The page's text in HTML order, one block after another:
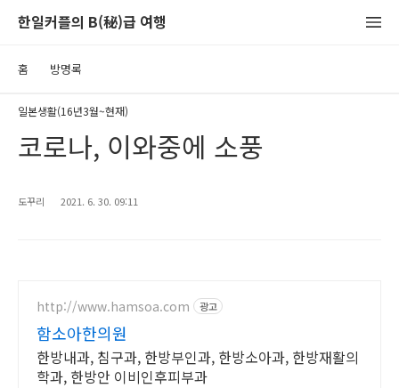
한일커플의 B(秘)급 여행
홈 방명록
일본생활(16년3월~현재)
코로나, 이와중에 소풍
도꾸리 2021. 6. 30. 09:11
http://www.hamsoa.com 광고
함소아한의원
한방내과, 침구과, 한방부인과, 한방소아과, 한방재활의
학과, 한방안 이비인후피부과